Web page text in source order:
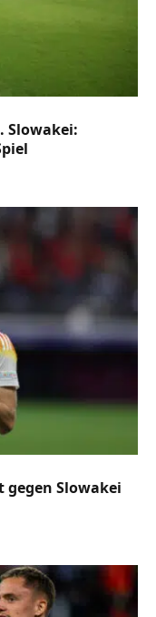
Slowakei:
Slowakei